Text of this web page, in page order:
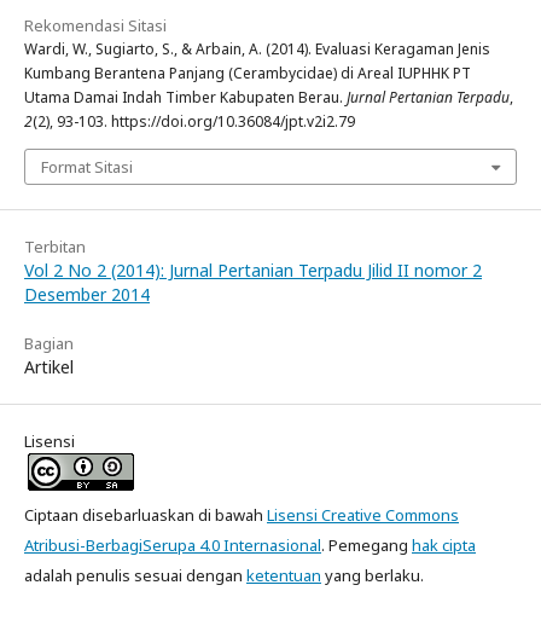
Rekomendasi Sitasi
Wardi, W., Sugiarto, S., & Arbain, A. (2014). Evaluasi Keragaman Jenis
Kumbang Berantena Panjang (Cerambycidae) di Areal IUPHHK PT
Utama Damai Indah Timber Kabupaten Berau. Jurnal Pertanian Terpadu,
2(2), 93-103. https://doi.org/10.36084/jpt.v2i2.79
Format Sitasi
Terbitan
Vol 2 No 2 (2014): Jurnal Pertanian Terpadu Jilid II nomor 2
Desember 2014
Bagian
Artikel
Lisensi
Ciptaan disebarluaskan di bawah Lisensi Creative Commons
Atribusi-BerbagiSerupa 4.0 Internasional. Pemegang hak cipta
adalah penulis sesuai dengan ketentuan yang berlaku.